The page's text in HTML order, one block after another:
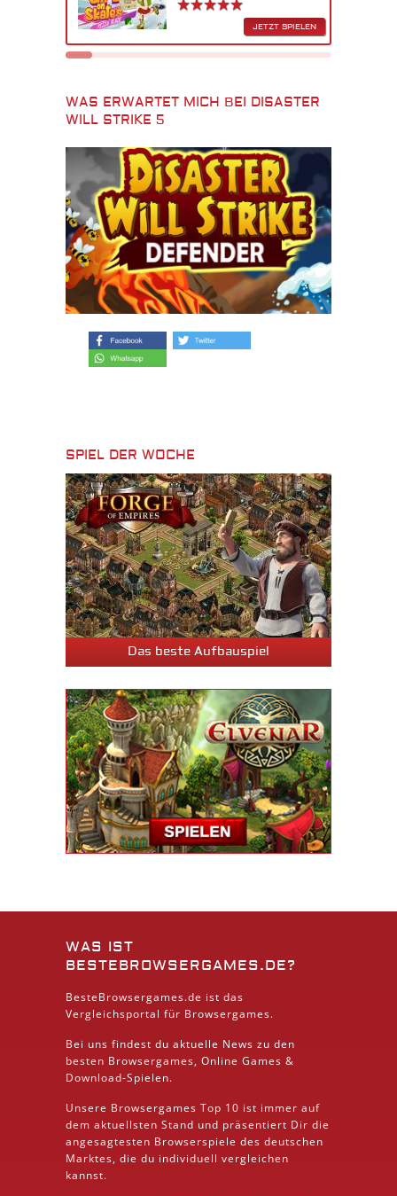
JETZT SPIELEN
WAS ERWARTET MICH BEI DISASTER
WILL STRIKE 5
SPIEL DER WOCHE
Das beste Aufbauspiel
WAS IST
BESTEBROWSERGAMES.DE?
BesteBrowsergames.de ist das
Vergleichsportal für Browsergames.
Bei uns findest du aktuelle News zu den
besten Browsergames, Online Games &
Download-Spielen.
Unsere Browsergames Top 10 ist immer auf
dem aktuellsten Stand und präsentiert Dir die
angesagtesten Browserspiele des deutschen
Marktes, die du individuell vergleichen
kannst.